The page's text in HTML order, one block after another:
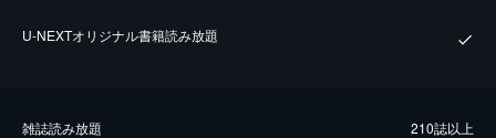
U-NEXTオリジナル書籍読み放題
雑誌読み放題 210誌以上